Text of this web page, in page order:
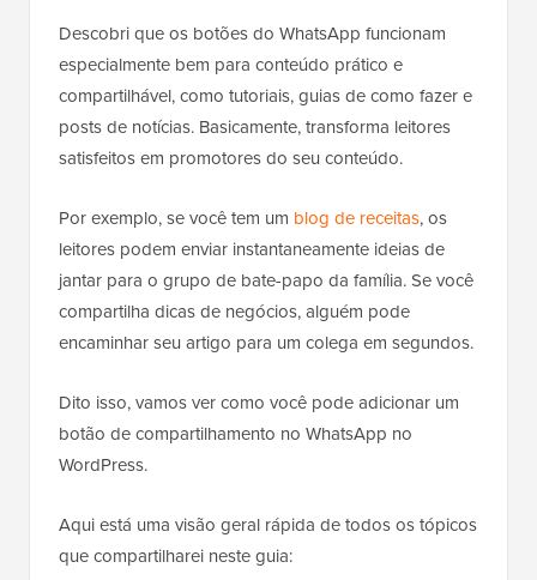
Descobri que os botões do WhatsApp funcionam
especialmente bem para conteúdo prático e
compartilhável, como tutoriais, guias de como fazer e
posts de notícias. Basicamente, transforma leitores
satisfeitos em promotores do seu conteúdo.
Por exemplo, se você tem um blog de receitas, os
leitores podem enviar instantaneamente ideias de
jantar para o grupo de bate-papo da família. Se você
compartilha dicas de negócios, alguém pode
encaminhar seu artigo para um colega em segundos.
Dito isso, vamos ver como você pode adicionar um
botão de compartilhamento no WhatsApp no
WordPress.
Aqui está uma visão geral rápida de todos os tópicos
que compartilharei neste guia: